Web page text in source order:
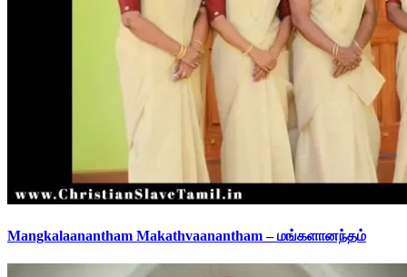
Mangkalaanantham Makathvaanantham – மங்களானந்தம்